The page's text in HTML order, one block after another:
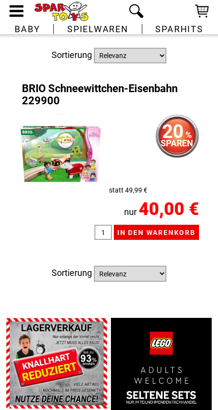
BABY SPIELWAREN SPARHITS
Sortierung
BRIO Schneewittchen-Eisenbahn
229900
20 %
SPAREN
statt 49,99 €
nur 40,00 €
Sortierung